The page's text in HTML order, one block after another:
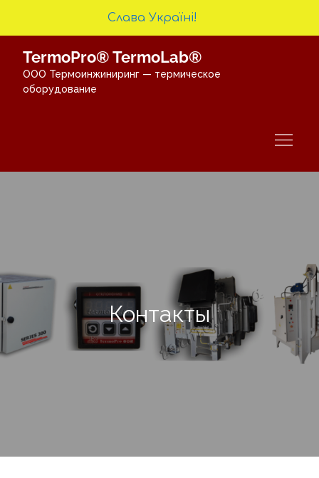
содержимому
TermoPro® TermoLab®
ООО Термоинжиниринг — термическое
оборудование
Контакты
Слава Україні!